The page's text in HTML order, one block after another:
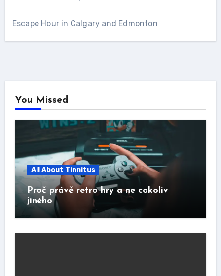
Escape Hour in Calgary and Edmonton
You Missed
All About Tinnitus
Proč právě retro hry a ne cokoliv
jiného